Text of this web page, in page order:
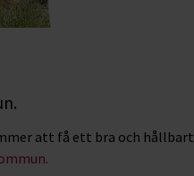
att få ett bra och hållbart